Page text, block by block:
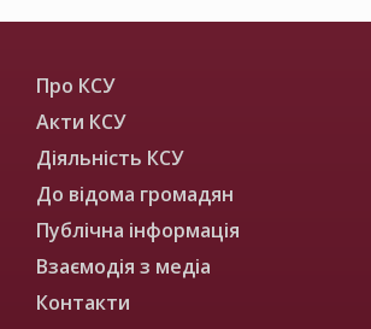
Про КСУ
Акти КСУ
Діяльність КСУ
До відома громадян
Публічна інформація
Взаємодія з медіа
Контакти